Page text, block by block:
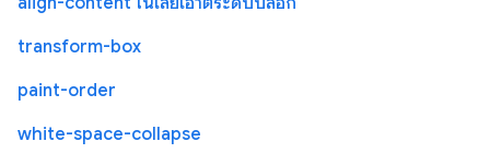
transform-box
paint-order
white-space-collapse